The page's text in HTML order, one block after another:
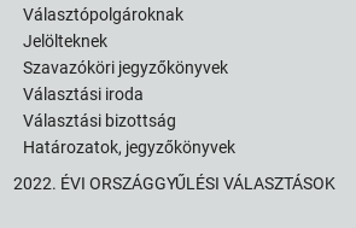
Választópolgároknak
Jelölteknek
Szavazóköri jegyzőkönyvek
Választási iroda
Választási bizottság
Határozatok, jegyzőkönyvek
2022. ÉVI ORSZÁGGYŰLÉSI VÁLASZTÁSOK